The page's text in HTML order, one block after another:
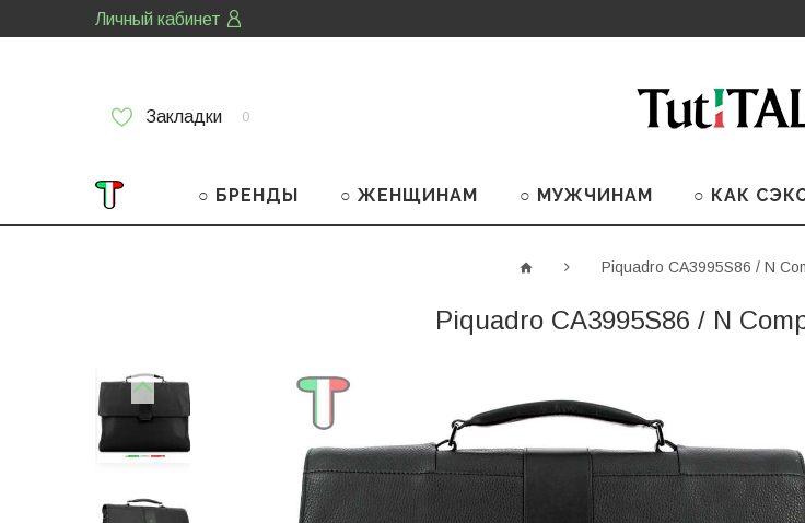
Личный кабинет
Закладки 0
○ БРЕНДЫ ○ ЖЕНЩИНАМ ○ МУЖЧИНАМ ○ КАК
Piquadro CA3995S86 / N
Piquadro CA3995S86 / N